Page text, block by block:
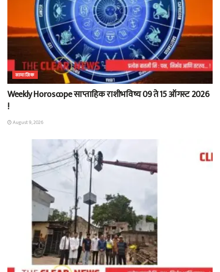
सामाजिक
Weekly Horoscope साप्ताहिक राशीभविष्य 09 ते 15 ऑगस्ट 2026
!
August 9, 2026